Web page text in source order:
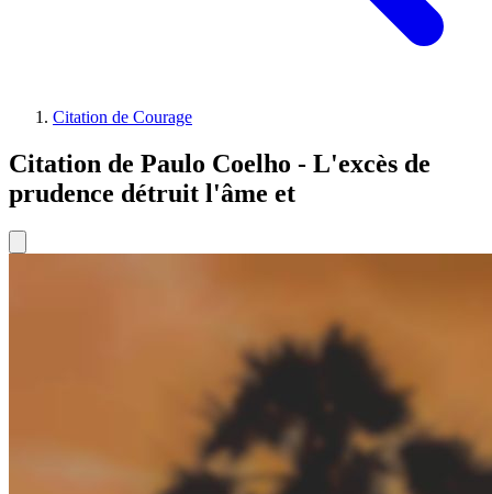
Citation de Courage
Citation de Paulo Coelho - L'excès de
prudence détruit l'âme et